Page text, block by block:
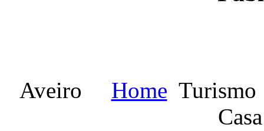
Aveiro Home Turismo